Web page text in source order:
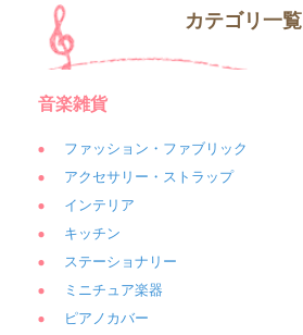
カテゴリ一覧
音楽雑貨
ファッション・ファブリック
アクセサリー・ストラップ
インテリア
キッチン
ステーショナリー
ミニチュア楽器
ピアノカバー